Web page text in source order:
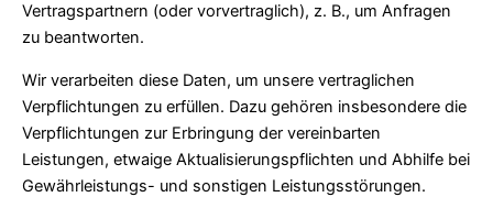
Vertragspartnern (oder vorvertraglich), z. B., um Anfragen
zu beantworten.
Wir verarbeiten diese Daten, um unsere vertraglichen
Verpflichtungen zu erfüllen. Dazu gehören insbesondere die
Verpflichtungen zur Erbringung der vereinbarten
Leistungen, etwaige Aktualisierungspflichten und Abhilfe bei
Gewährleistungs- und sonstigen Leistungsstörungen.